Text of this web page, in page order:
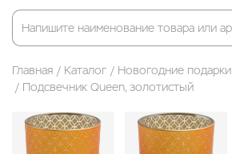
Главная Каталог Новогодние подарки
Подсвечник Queen, золотистый